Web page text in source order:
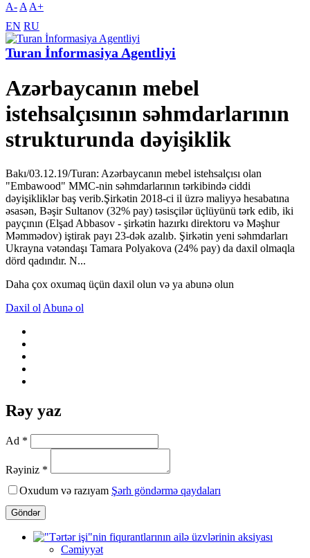
A- A A+
EN RU
Turan İnformasiya Agentliyi
Azərbaycanın mebel
istehsalçısının səhmdarlarının
strukturunda dəyişiklik
Bakı/03.12.19/Turan: Azərbaycanın mebel istehsalçısı olan
"Embawood" MMC-nin səhmdarlarının tərkibində ciddi
dəyişikliklər baş verib.Şirkətin 2018-ci il üzrə maliyyə hesabatına
əsasən, Bəşir Sultanov (32% pay) təsisçilər üçlüyünü tərk edib, iki
payçının (Elşad Abbasov - şirkətin hazırkı direktoru və Məşhur
Məmmədov) iştirak payı 23-dək azalıb. Şirkətin yeni səhmdarları
Ukrayna vətəndaşı Tamara Polyakova (24% pay) da daxil olmaqla
dörd qadındır. N...
Daha çox oxumaq üçün daxil olun və ya abunə olun
Daxil ol Abunə ol
Rəy yaz
Ad *
Rəyiniz *
Oxudum və razıyam Şərh göndərmə qaydaları
Göndər
Cəmiyyət